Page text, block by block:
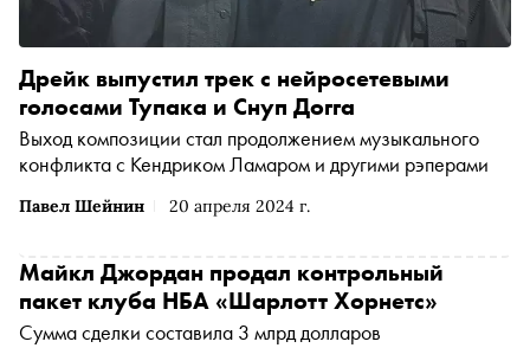
Павел Шейнин 20 апреля 2024 г.
Дрейк выпустил трек с нейросетевыми
голосами Тупака и Снуп Догга
Выход композиции стал продолжением музыкального
конфликта с Кендриком Ламаром и другими рэперами
Майкл Джордан продал контрольный
пакет клуба НБА «Шарлотт Хорнетс»
Сумма сделки составила 3 млрд долларов